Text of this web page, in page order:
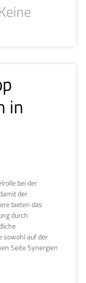
in
bei der
der
bieten das
durch
sowohl auf der
Seite Synergien